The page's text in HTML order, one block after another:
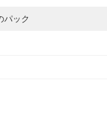
パック